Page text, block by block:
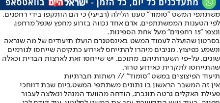
משתתפי המשט ״סומוד״ טענו הלילה (רביעי) כי הם הותקפו בידי רחפנים.
לפי הטענות הממשתתפים, אדם אחד נכווה בזרוע מחפץ שנפל מרחפן,
ונצפו ״15 רחפנים״ מעל אחת הספינות.
בסרטון שהועלה לעמוד המשט באינסטגרם הועלו תיעודים של מה שנראה
ונשמע כפיצוץ. מגיבים מיהרו להתייחס לאירוע כתקיפה שייחסו לגורמים
שונים, על-פי השערותיהם. מתוכם, יש שייחסו זאת לארצות הברית וכאלה
שהתייחסו לתקרית כאירוע טרור.
תיעוד הפיצוצים במשט "סומוד" // רשתות חברתיות
אין זה המשבר הראשון בו נתונים משתתפי המשט.ביום שבת דווחכי
פעילת האקלים גרטה תונברג, הודחה מהוועד המנהל ונאלצה לעבור